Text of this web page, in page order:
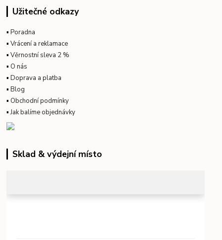
Užitečné odkazy
▪Poradna
▪Vrácení a reklamace
▪Věrnostní sleva 2 %
▪ O nás
▪Doprava a platba
▪Blog
▪ Obchodní podmínky
▪Jak balíme objednávky
Sklad & výdejní místo